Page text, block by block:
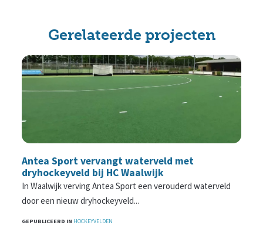
Gerelateerde projecten
Antea Sport vervangt waterveld met
dryhockeyveld bij HC Waalwijk
In Waalwijk verving Antea Sport een verouderd waterveld
door een nieuw dryhockeyveld...
GEPUBLICEERD IN HOCKEYVELDEN